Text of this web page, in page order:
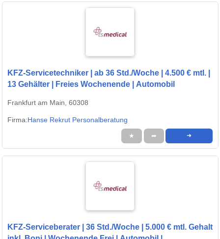
KFZ-Servicetechniker | ab 36 Std./Woche | 4.500 € mtl. |
13 Gehälter | Freies Wochenende | Automobil
Frankfurt am Main, 60308
Firma:Hanse Rekrut Personalberatung
★ ➦ ➜
KFZ-Serviceberater | 36 Std./Woche | 5.000 € mtl. Gehalt